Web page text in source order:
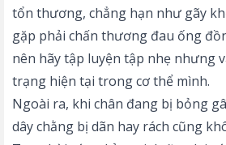
tổn thương, chẳng hạn như gãy
gặp phải chấn thương đau ống
nên hãy tập luyện tập nhẹ nhưng
trạng hiện tại trong cơ thể mình.
Ngoài ra, khi chân đang bị bỏng
dây chằng bị dãn hay rách cũng